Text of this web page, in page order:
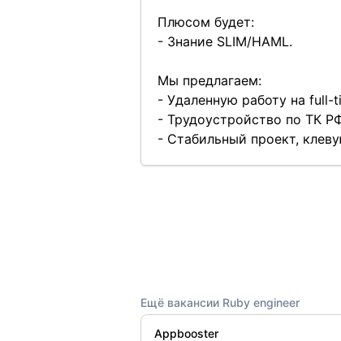
Плюсом будет:
- Знание SLIM/HAML.
Мы предлагаем:
- Удаленную работу на full-
- Трудоустройство по ТК
- Стабильный проект,
Ещё вакансии Ruby engineer
Appbooster